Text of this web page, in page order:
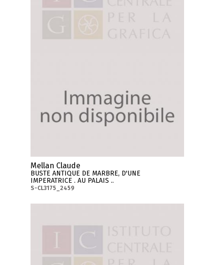
Mellan Claude
BUSTE ANTIQUE DE MARBRE, D'UNE
IMPERATRICE . AU PALAIS ..
S-CL3175_2459